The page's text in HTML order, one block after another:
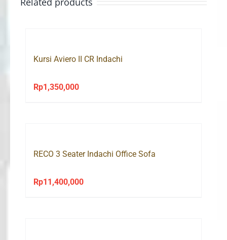
Kursi Aviero II CR Indachi
Rp1,350,000
RECO 3 Seater Indachi Office Sofa
Rp11,400,000